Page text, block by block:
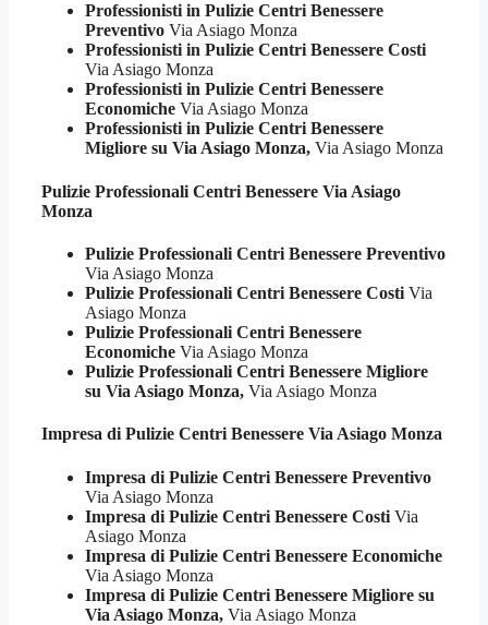
Professionisti in Pulizie Centri Benessere
Preventivo Via Asiago Monza
Professionisti in Pulizie Centri Benessere Costi
Via Asiago Monza
Professionisti in Pulizie Centri Benessere
Economiche Via Asiago Monza
Professionisti in Pulizie Centri Benessere
Migliore su Via Asiago Monza, Via Asiago Monza
Pulizie Professionali Centri Benessere Via Asiago
Monza
Pulizie Professionali Centri Benessere Preventivo
Via Asiago Monza
Pulizie Professionali Centri Benessere Costi Via
Asiago Monza
Pulizie Professionali Centri Benessere
Economiche Via Asiago Monza
Pulizie Professionali Centri Benessere Migliore
su Via Asiago Monza, Via Asiago Monza
Impresa di Pulizie Centri Benessere Via Asiago Monza
Impresa di Pulizie Centri Benessere Preventivo
Via Asiago Monza
Impresa di Pulizie Centri Benessere Costi Via
Asiago Monza
Impresa di Pulizie Centri Benessere Economiche
Via Asiago Monza
Impresa di Pulizie Centri Benessere Migliore su
Via Asiago Monza, Via Asiago Monza